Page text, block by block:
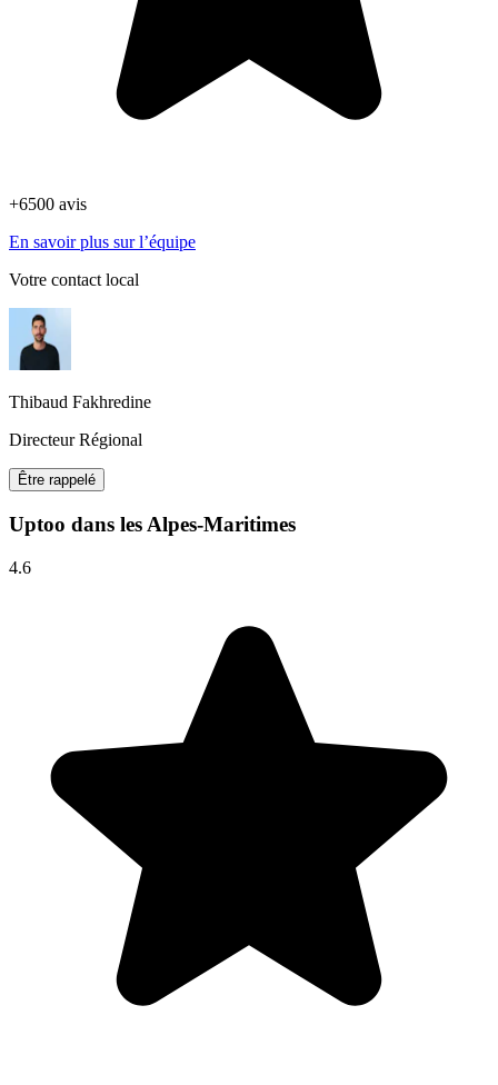
+6500 avis
En savoir plus sur l’équipe
Votre contact local
Thibaud Fakhredine
Directeur Régional
Être rappelé
Uptoo dans les Alpes-Maritimes
4.6